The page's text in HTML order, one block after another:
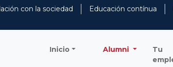
con la sociedad Educación contínua
Inicio Alumni
Tu